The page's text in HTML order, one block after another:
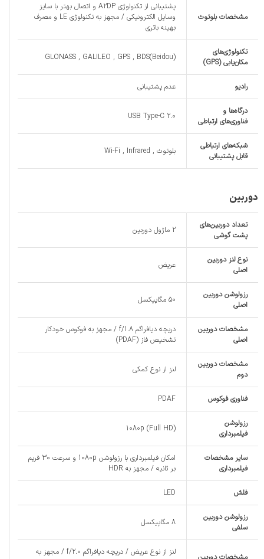
مشخصات بلوتوث
پشتیبانی از تکنولوژی A2DP و اتصال بهتر با سایز
وسایل الکترونیکی / مجهز به تکنولوژی LE و مصرف
بهینه باتری
تکنولوژی‌های
مکان‌یابی (GPS)
GLONASS , GALILEO , GPS , BDS(Beidou)
رادیو عدم پشتیبانی
درگاه‌ها و
فناوری‌های ارتباطی
USB Type-C 2.0
شبکه‌های ارتباطی
قابل پشتیبانی
بلوتوث , Wi-Fi , Infrared
دوربین
تعداد دوربین‌های
پشت گوشی
2 ماژول دوربین
نوع لنز دوربین
اصلی
عریض
رزولوشن دوربین
اصلی
50 مگاپیکسل
مشخصات دوربین
اصلی
دریچه دیافراگم f/1.8 / مجهز به فوکوس خودکار
تشخیص فاز (PDAF)
مشخصات دوربین
دوم
لنز از نوع کمکی
فناوری فوکوس PDAF
رزولوشن
فیلمبرداری
1080p (Full HD)
سایر مشخصات
فیلمبرداری
امکان فیلمبرداری با رزولوشن 1080p و سرعت 30 فریم
بر ثانیه / مجهز به HDR
فلش LED
رزولوشن دوربین
سلفی
8 مگاپیکسل
لنز از نوع عریض / دریچه دیافراگم f/2.0 / مجهز به